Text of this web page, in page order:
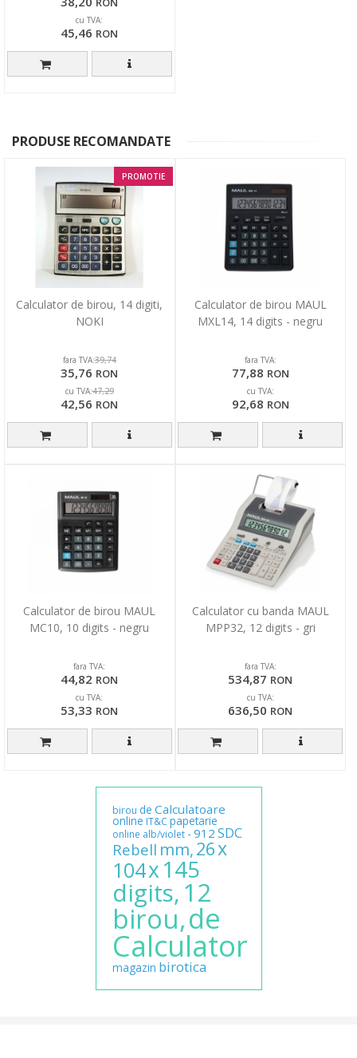
cu TVA:
45,46 RON
PRODUSE RECOMANDATE
PROMOTIE
Calculator de birou, 14 digiti,
NOKI
fara TVA:39,74
35,76 RON
cu TVA:47,29
42,56 RON
Calculator de birou MAUL
MXL14, 14 digits - negru
fara TVA:
77,88 RON
cu TVA:
92,68 RON
Calculator de birou MAUL
MC10, 10 digits - negru
fara TVA:
44,82 RON
cu TVA:
53,33 RON
Calculator cu banda MAUL
MPP32, 12 digits - gri
fara TVA:
534,87 RON
cu TVA:
636,50 RON
birou de Calculatoare
online IT&C papetarie
online alb/violet - 912 SDC
Rebell mm,26x
104x145
digits,12
birou,de
Calculator
magazin birotica